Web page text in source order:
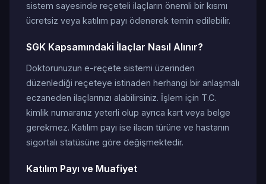
sistem sayesinde reçeteli ilaçların önemli bir kısmı
ücretsiz veya katılım payı ödenerek temin edilebilir.
SGK Kapsamındaki İlaçlar Nasıl Alınır?
Doktorunuzun e-reçete sistemi üzerinden
düzenlediği reçeteye istinaden herhangi bir anlaşmalı
eczaneden ilaçlarınızı alabilirsiniz. İşlem için T.C.
kimlik numaranız yeterli olup ayrıca kart veya belge
gerekmez. Katılım payı ise ilacın türüne ve hastanın
sigortalı statüsüne göre değişmektedir.
Katılım Payı ve Muafiyet